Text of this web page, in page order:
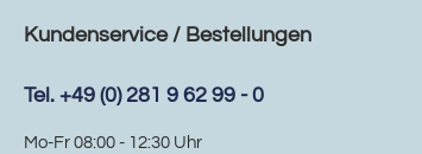
Kundenservice / Bestellungen
Tel. +49 (0) 281 9 62 99 - 0
Mo-Fr 08:00 - 12:30 Uhr